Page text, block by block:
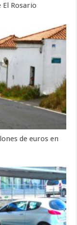
El Rosario
de euros en